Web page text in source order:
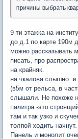
причины выбрать
9-ти этажка на
до д.1 по карте
можно рассказывать
писать, про
на крайняк.
на чкалова слышно.
(в5м от рельса, в
слышали. Не похоже
палитра -это
там и так узко и
толпой ходить начнут.
Панель и монолит